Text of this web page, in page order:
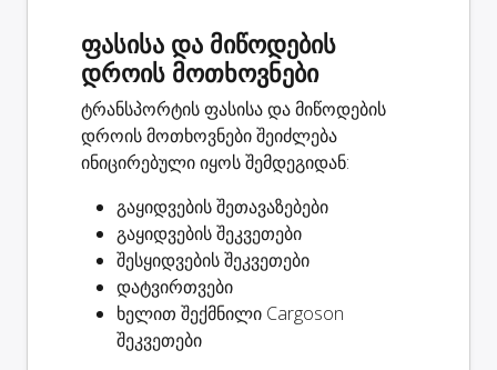
ფასისა და მიწოდების
დროის მოთხოვნები
ტრანსპორტის ფასისა და მიწოდების
დროის მოთხოვნები შეიძლება
ინიცირებული იყოს შემდეგიდან:
გაყიდვების შეთავაზებები
გაყიდვების შეკვეთები
შესყიდვების შეკვეთები
დატვირთვები
ხელით შექმნილი Cargoson
შეკვეთები